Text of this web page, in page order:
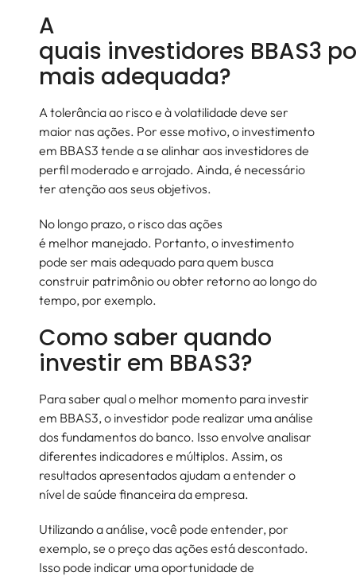
A
quais investidores BBAS3
mais adequada?
A tolerância ao risco e à volatilidade deve ser
maior nas ações. Por esse motivo, o investimento
em BBAS3 tende a se alinhar aos investidores de
perfil moderado e arrojado. Ainda, é necessário
ter atenção aos seus objetivos.
No longo prazo, o risco das ações
é melhor manejado. Portanto, o investimento
pode ser mais adequado para quem busca
construir patrimônio ou obter retorno ao longo do
tempo, por exemplo.
Como saber quando
investir em BBAS3?
Para saber qual o melhor momento para investir
em BBAS3, o investidor pode realizar uma análise
dos fundamentos do banco. Isso envolve analisar
diferentes indicadores e múltiplos. Assim, os
resultados apresentados ajudam a entender o
nível de saúde financeira da empresa.
Utilizando a análise, você pode entender, por
exemplo, se o preço das ações está descontado.
Isso pode indicar uma oportunidade de